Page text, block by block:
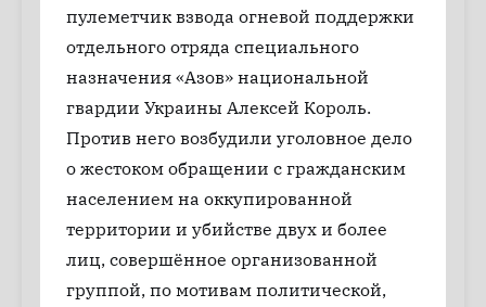
пулеметчик взвода огневой поддержки
отдельного отряда специального
назначения «Азов» национальной
гвардии Украины Алексей Король.
Против него возбудили уголовное дело
о жестоком обращении с гражданским
населением на оккупированной
территории и убийстве двух и более
лиц, совершённое организованной
группой, по мотивам политической,